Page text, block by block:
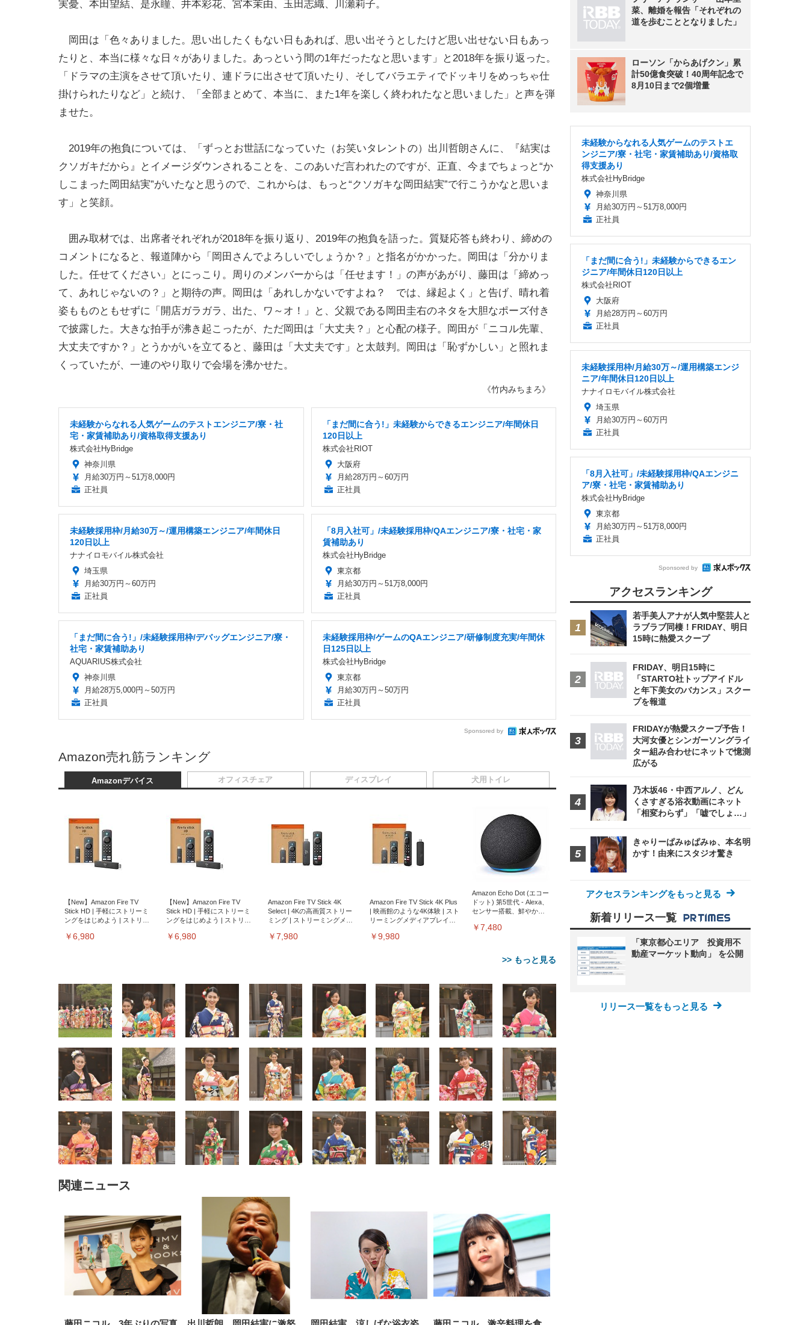
実憂、本田望結、是永瞳、井本彩花、宮本茉由、玉田志織、川瀬莉子。
岡田は「色々ありました。思い出したくもない日もあれば、思い出そうとしたけど思い出せない日もあっ
たりと、本当に様々な日々がありました。あっという間の1年だったなと思います」と2018年を振り返った。
「ドラマの主演をさせて頂いたり、連ドラに出させて頂いたり、そしてバラエティでドッキリをめっちゃ仕
掛けられたりなど」と続け、「全部まとめて、本当に、また1年を楽しく終われたなと思いました」と声を弾
ませた。
2019年の抱負については、「ずっとお世話になっていた（お笑いタレントの）出川哲朗さんに、『結実は
クソガキだから』とイメージダウンされることを、このあいだ言われたのですが、正直、今までちょっと“か
しこまった岡田結実”がいたなと思うので、これからは、もっと“クソガキな岡田結実”で行こうかなと思いま
す」と笑顔。
囲み取材では、出席者それぞれが2018年を振り返り、2019年の抱負を語った。質疑応答も終わり、締めの
コメントになると、報道陣から「岡田さんでよろしいでしょうか？」と指名がかかった。岡田は「分かりま
した。任せてください」とにっこり。周りのメンバーからは「任せます！」の声があがり、藤田は「締めっ
て、あれじゃないの？」と期待の声。岡田は「あれしかないですよね？ では、縁起よく」と告げ、晴れ着
姿もものともせずに「開店ガラガラ、出た、ワ～オ！」と、父親である岡田圭右のネタを大胆なポーズ付き
で披露した。大きな拍手が沸き起こったが、ただ岡田は「大丈夫？」と心配の様子。岡田が「ニコル先輩、
大丈夫ですか？」とうかがいを立てると、藤田は「大丈夫です」と太鼓判。岡田は「恥ずかしい」と照れま
くっていたが、一連のやり取りで会場を沸かせた。
《竹内みちまろ》
未経験からなれる人気ゲームのテストエンジニア/寮・社
宅・家賃補助あり/資格取得支援あり
株式会社HyBridge
神奈川県
月給30万円～51万8,000円
正社員
「まだ間に合う!」未経験からできるエンジニア/年間休日
120日以上
株式会社RIOT
大阪府
月給28万円～60万円
正社員
未経験採用枠/月給30万～/運用構築エンジニア/年間休日
120日以上
ナナイロモバイル株式会社
埼玉県
月給30万円～60万円
正社員
「8月入社可」/未経験採用枠/QAエンジニア/寮・社宅・家
賃補助あり
株式会社HyBridge
東京都
月給30万円～51万8,000円
正社員
「まだ間に合う!」/未経験採用枠/デバッグエンジニア/寮・
社宅・家賃補助あり
AQUARIUS株式会社
神奈川県
月給28万5,000円～50万円
正社員
未経験採用枠/ゲームのQAエンジニア/研修制度充実/年間休
日125日以上
株式会社HyBridge
東京都
月給30万円～50万円
正社員
Sponsored by
Amazon売れ筋ランキング
Amazonデバイス
【New】Amazon Fire TV
Stick HD | 手軽にストリーミ
ングをはじめよう | ストリー
￥6,980
【New】Amazon Fire TV
Stick HD | 手軽にストリーミ
ングをはじめよう | ストリー
￥6,980
Amazon Fire TV Stick 4K
Select | 4Kの高画質ストリー
ミング | ストリーミングメデ
￥7,980
Amazon Fire TV Stick 4K Plus
| 映画館のような4K体験 | スト
リーミングメディアプレイヤ
￥9,980
Amazon Echo Dot (エコー
ドット) 第5世代 - Alexa、
センサー搭載、鮮やかな
￥7,480
>> もっと見る
オフィスチェア
[EdoErgo] オフィスチェア 椅
子 テレワーク 疲れない 跳ね
上げ式アームレスト コンパク
椅子 360度回転 座面昇降 強化
ナイロン樹脂ベース 通気性メ
ッシュ 在宅ワーク H-
WY01(黒網+黒枠+黒足)
￥5,699
SIHOO B100 オフィスチェア
／デスクチェア メッシュチェ
ア 人間工学 疲れない ブラッ
￥27,999
Sezlife オフィスチェア デスク
チェア 疲れない テレワーク
チェア 強化バックレスト 30
子 腰サポート 90度跳ね上げ
式アームレスト 3Dヘッドレス
ト ハンガー付き 高反発クッシ
ョン PCチェア 通気性メッシ
ュ ゲーミング/勉強/事務用 お
しゃれ パソコンチェア (ブラ
￥7,680
Sezlife オフィスチェア デスク
チェア 疲れない テレワーク
チェア 強化バックレスト 30度
腰サポート 90度跳ね上げ式ア
ームレスト 3Dヘッドレスト
ハンガー付き 高反発クッショ
ン PCチェア 通気性メッシュ
ゲーミング/勉強/事務用 おし
ゃれ パソコンチェア (ホワイ
￥7,680
ANDWINT オフィスチェ
ア デスクチェア 肘なし メ
ッシュ 通気性 ランバーサ
ポート付き 腰サポート ガ
転 キャスター付き コンパ
クト 幅52×奥行58.5×高さ
84～96cm テレワーク 在
宅勤務 ブラック
ディスプレイ
EIZO ビジネス向けプレミア
ムモニター | FlexScan
EV3240X-WT | 31.5型4K
UHD・USB Type-C・ホワイ
EIZO ビジネス向けプレミア
ムモニター | FlexScan
EV2740X-WT | 27.0型4K
UHD・USB Type-C・ホワイ
【純正品】27"ゲーミングモ
ニター DualSense 充電フッ
ク付き（CFI-ZDM1J）
【整備済み品】Dell
E2724HS 27インチ 液晶モ
ニター フル
HD（1920×1080）VA 非光
スピーカー内蔵 高さ調整 ス
イベル VESA対応
ComfortView ビジネス向け
￥15,800
【MiniLED/24.5inch/280Hz/FHD】
GRAPHT THE SHOOTER
Gaming Monitor 24” Essential ゲ
ーミングモニター QD 24.5インチ
年保証 | 輝点保証 | 日本メーカー)
犬用トイレ
Amazonベーシック ペットシ
ーツ 薄型 レギュラー 1回使い
捨て 無香料 ホワイト 300枚
￥3,373
Amazonベーシック ペットシ
ーツ 厚型 ワイド 42枚x2袋(84
枚) ホワイト(吸収面:ライトブ
￥3,234
ネオ・ルーライフ ネオ・オム
ツ L 中型犬用 26枚入り 単品
￥1,800
Smart Basic(スマートベーシ
ック) 【Amazon.co.jp限定】
Smart Basic アイリスオーヤマ
ワイド 100枚入 (x 1) (ケース
販売)
￥3,670
アイリスオーヤマ ペット
シーツ 超厚型 お徳用 レギ
ュラー 200枚入
【Amazon.co.jp限定】
関連ニュース
菜、離婚を報告「それぞれの
道を歩むこととなりました」
ローソン「からあげクン」累
計50億食突破！40周年記念で
8月10日まで2個増量
未経験からなれる人気ゲームのテストエ
ンジニア/寮・社宅・家賃補助あり/資格取
得支援あり
株式会社HyBridge
神奈川県
月給30万円～51万8,000円
正社員
「まだ間に合う!」未経験からできるエン
ジニア/年間休日120日以上
株式会社RIOT
大阪府
月給28万円～60万円
正社員
未経験採用枠/月給30万～/運用構築エンジ
ニア/年間休日120日以上
ナナイロモバイル株式会社
埼玉県
月給30万円～60万円
正社員
「8月入社可」/未経験採用枠/QAエンジニ
ア/寮・社宅・家賃補助あり
株式会社HyBridge
東京都
月給30万円～51万8,000円
正社員
Sponsored by
アクセスランキング
若手美人アナが人気中堅芸人と
ラブラブ同棲！FRIDAY、明日
15時に熱愛スクープ
FRIDAY、明日15時に
「STARTO社トップアイドル
と年下美女のバカンス」スクー
プを報道
FRIDAYが熱愛スクープ予告！
大河女優とシンガーソングライ
ター組み合わせにネットで憶測
広がる
乃木坂46・中西アルノ、どん
くさすぎる浴衣動画にネット
「相変わらず」「嘘でしょ…」
きゃりーぱみゅぱみゅ、本名明
かす！由来にスタジオ驚き
アクセスランキングをもっと見る
新着リリース一覧
「東京都心エリア 投資用不
動産マーケット動向」 を公開
リリース一覧をもっと見る